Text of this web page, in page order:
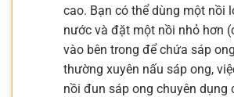
cao. Bạn có thể dùng một nồi
nước và đặt một nồi nhỏ hơn
vào bên trong để chứa sáp
thường xuyên nấu sáp ong,
nồi đun sáp ong chuyên dụng